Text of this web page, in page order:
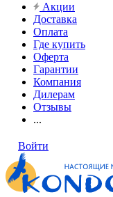
Акции
Доставка
Оплата
Где купить
Оферта
Гарантии
Компания
Дилерам
Отзывы
...
Войти